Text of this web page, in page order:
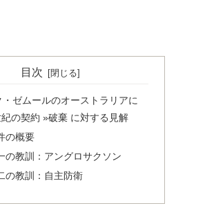
目次
・ゼムールのオーストラリアに
の契約 »破棄 に対する見解
の概要
の教訓：アングロサクソン
の教訓：自主防衛